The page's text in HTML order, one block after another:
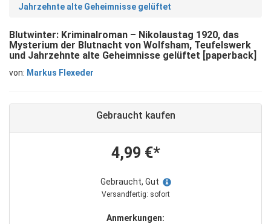
Jahrzehnte alte Geheimnisse gelüftet
Blutwinter: Kriminalroman – Nikolaustag 1920, das
Mysterium der Blutnacht von Wolfsham, Teufelswerk
und Jahrzehnte alte Geheimnisse gelüftet [paperback]
von: Markus Flexeder
Gebraucht kaufen
4,99 €*
Gebraucht, Gut
Versandfertig: sofort
Anmerkungen: